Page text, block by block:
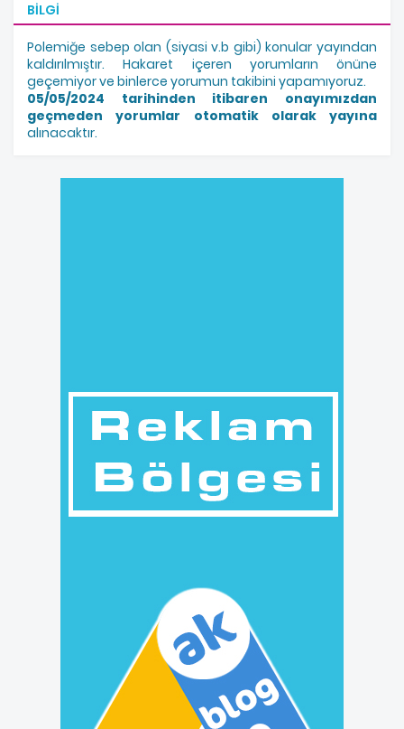
BILGI
Polemiğe sebep olan (siyasi v.b gibi) konular yayından
kaldırılmıştır. Hakaret içeren yorumların önüne
geçemiyor ve binlerce yorumun takibini yapamıyoruz.
05/05/2024 tarihinden itibaren onayımızdan
geçmeden yorumlar otomatik olarak yayına
alınacaktır.